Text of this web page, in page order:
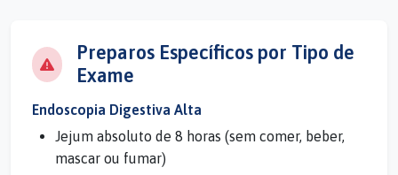
Preparos Específicos por Tipo de
Exame
Endoscopia Digestiva Alta
Jejum absoluto de 8 horas (sem comer, beber,
mascar ou fumar)